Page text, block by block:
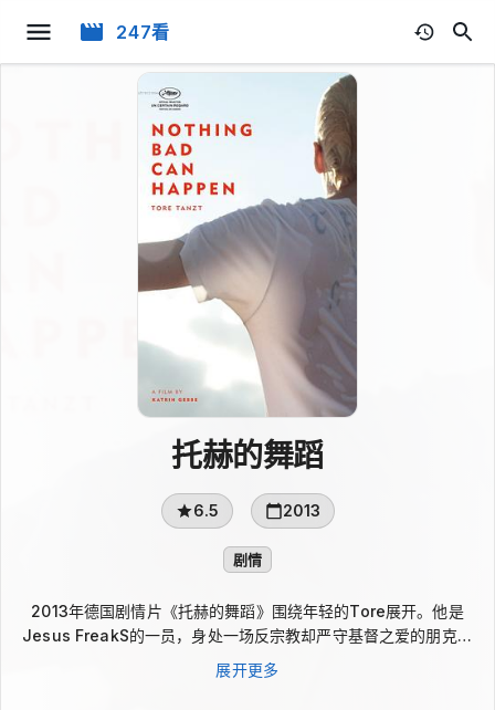
247看
托赫的舞蹈
6.5 2013
剧情
2013年德国剧情片《托赫的舞蹈》围绕年轻的Tore展开。他是
Jesus FreakS的一员，身处一场反宗教却严守基督之爱的朋克运
动中。一次近乎不可思议的帮忙修车，让他结识Benno，并住进对
方花园里的帐篷，像家人般融入其中。然而Benno不断以羞辱的方
展开更多